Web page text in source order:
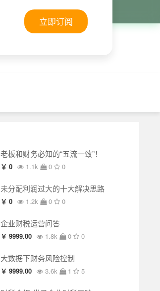
立即订阅
老板和财务必知的“五流一致”！
￥ 0 1.1k 0 0
未分配利润过大的十大解决思路
￥ 0 1.2k 0 0
企业财税运营问答
￥ 9999.00 1.8k 0 0
大数据下财务风险控制
￥ 9999.00 3.6k 1 5